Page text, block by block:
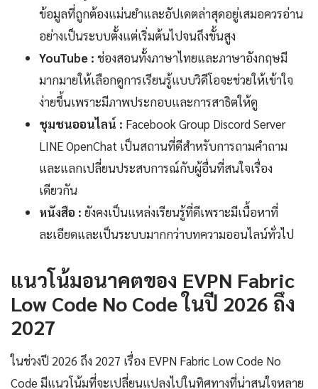
ข้อมูลที่ถูกต้องแม่นยำและอัปเดตล่าสุดอยู่เสมอควรอ่าน
อย่างเป็นระบบตั้งแต่เริ่มต้นไปจนถึงขั้นสูง
YouTube : ช่องสอนทั้งภาษาไทยและภาษาอังกฤษมี
มากมายให้เลือกดูการเรียนรู้แบบวิดีโอจะช่วยให้เข้าใจ
ง่ายขึ้นเพราะมีภาพประกอบและการสาธิตให้ดู
ชุมชนออนไลน์ : Facebook Group Discord Server
LINE OpenChat เป็นสถานที่ดีสำหรับการถามคำถาม
และแลกเปลี่ยนประสบการณ์กับผู้อื่นที่สนใจเรื่อง
เดียวกัน
หนังสือ : ยังคงเป็นแหล่งเรียนรู้ที่ดีเพราะมีเนื้อหาที่
ละเอียดและเป็นระบบมากกว่าบทความออนไลน์ทั่วไป
แนวโน้มอนาคตของ EVPN Fabric
Low Code No Code ในปี 2026 ถึง
2027
ในช่วงปี 2026 ถึง 2027 เรื่อง EVPN Fabric Low Code No
Code มีแนวโน้มที่จะเปลี่ยนแปลงไปในทิศทางที่น่าสนใจหลาย